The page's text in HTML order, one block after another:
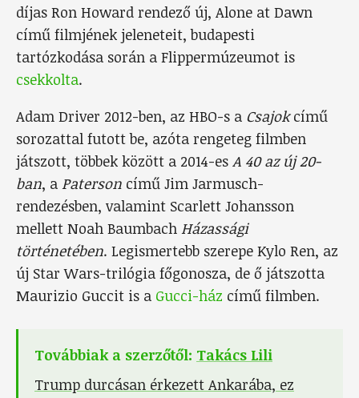
díjas Ron Howard rendező új, Alone at Dawn
című filmjének jeleneteit, budapesti
tartózkodása során a Flippermúzeumot is
csekkolta.
Adam Driver 2012-ben, az HBO-s a Csajokcímű
sorozattal futott be, azóta rengeteg filmben
játszott, többek között a 2014-es A 40 az új 20-
ban, a Paterson című Jim Jarmusch-
rendezésben, valamint Scarlett Johansson
mellett Noah Baumbach Házassági
történetében. Legismertebb szerepe Kylo Ren, az
új Star Wars-trilógia főgonosza, de ő játszotta
Maurizio Guccit is a Gucci-ház című filmben.
Továbbiak a szerzőtől: Takács Lili
Trump durcásan érkezett Ankarába, ez